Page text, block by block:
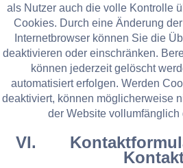
als Nutzer auch die volle Kontrolle
Cookies. Durch eine Änderung
Internetbrowser können Sie die
deaktivieren oder einschränken.
können jederzeit gelöscht
automatisiert erfolgen. Werden
deaktiviert, können möglicherweise
der Website vollumfänglich
VI.